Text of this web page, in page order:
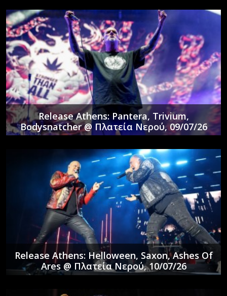
Release Athens: Pantera, Trivium,
Bodysnatcher @ Πλατεία Νερού, 09/07/26
Release Athens: Helloween, Saxon, Ashes Of
Ares @ Πλατεία Νερού, 10/07/26